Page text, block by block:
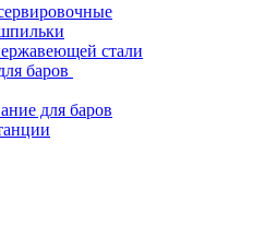
стали
баров
для баров